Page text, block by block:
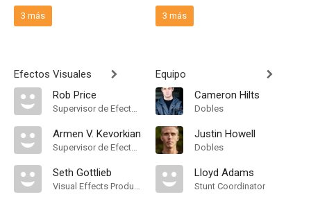
3 más
Efectos Visuales
Rob Price
Supervisor de Efectos Visuales
Armen V. Kevorkian
Supervisor de Efectos Visuales
Seth Gottlieb
Visual Effects Producer
3 más
Equipo
Cameron Hilts
Dobles
Justin Howell
Dobles
Lloyd Adams
Stunt Coordinator